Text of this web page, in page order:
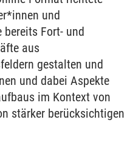
und
bereits Fort- und
aus
gestalten und
und dabei Aspekte
im Kontext von
stärker berücksichtigen